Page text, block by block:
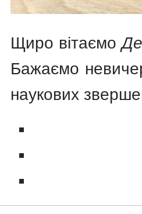
Щиро вітаємо
Бажаємо
наукових